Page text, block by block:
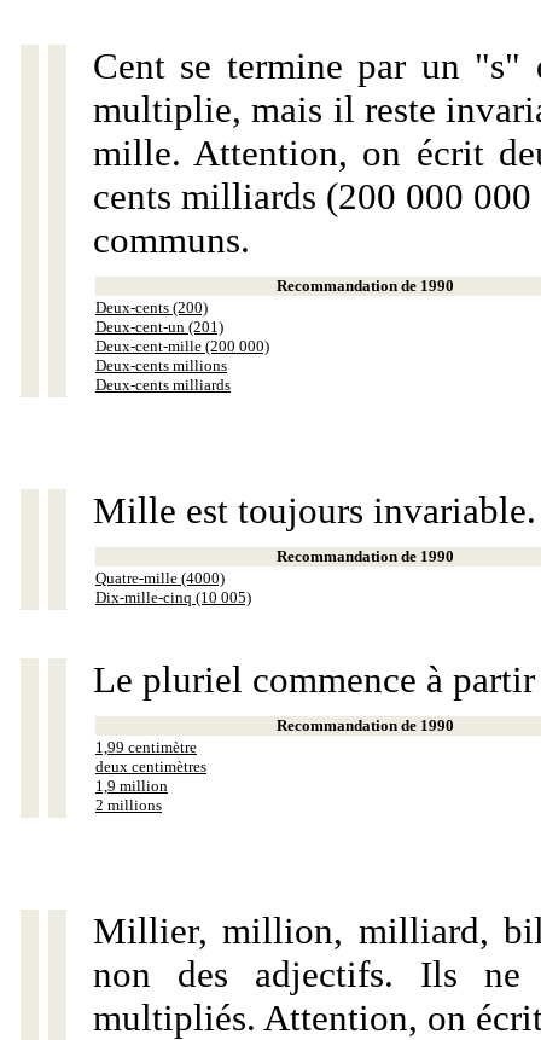
Cent se termine par un "s"
multiplie, mais il reste
mille. Attention, on écrit
cents milliards (200 000
communs.
Recommandation de 1990
Deux-cents (200)
Deux-cent-un (201)
Deux-cent-mille (200 000)
Deux-cents millions
Deux-cents milliards
Mille est toujours invariable.
Recommandation de 1990
Quatre-mille (4000)
Dix-mille-cinq (10 005)
Le pluriel commence à
Recommandation de 1990
1,99 centimètre
deux centimètres
1,9 million
2 millions
Millier, million, milliard,
non des adjectifs. Ils ne
multipliés. Attention, on